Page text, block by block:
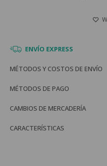
ENVÍO EXPRESS
MÉTODOS Y COSTOS DE ENVÍO
MÉTODOS DE PAGO
CAMBIOS DE MERCADERÍA
CARACTERÍSTICAS